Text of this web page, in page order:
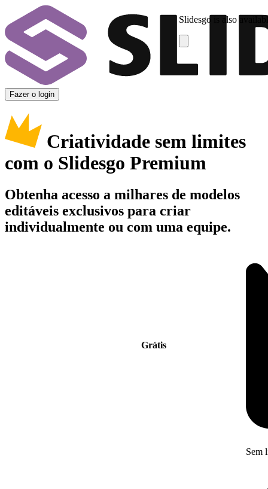
Slidesgo is also
Fazer o login
Criatividade sem limites
com o Slidesgo Premium
Obtenha acesso a milhares de modelos
editáveis exclusivos para criar
individualmente ou com uma equipe.
Grátis
Sem